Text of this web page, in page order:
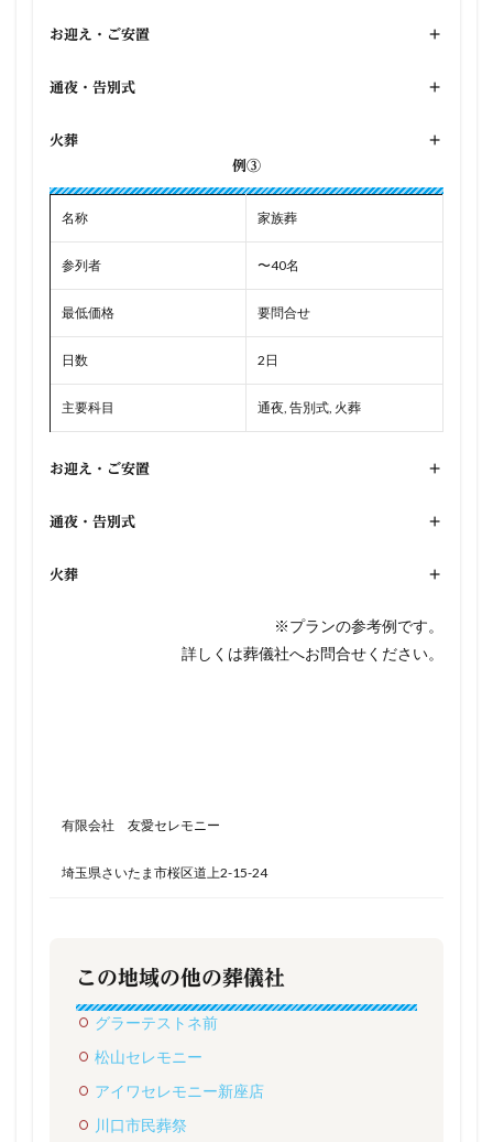
お迎え・ご安置 +
通夜・告別式 +
火葬
+
例③
名称 家族葬
参列者 〜40名
最低価格 要問合せ
日数 2日
主要科目 通夜, 告別式, 火葬
お迎え・ご安置 +
通夜・告別式 +
火葬 +
※プランの参考例です。
詳しくは葬儀社へお問合せください。
有限会社 友愛セレモニー
埼玉県さいたま市桜区道上2-15-24
この地域の他の葬儀社
グラーテストネ前
松山セレモニー
アイワセレモニー新座店
川口市民葬祭